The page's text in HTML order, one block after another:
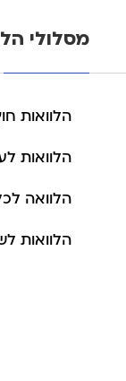
מסלולי
הלוואות
הלוואות
הלוואה
הלוואות